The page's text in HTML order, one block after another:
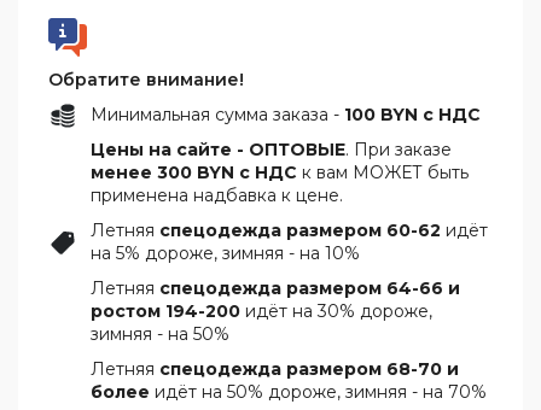
Обратите внимание!
Минимальная сумма заказа - 100 BYN с НДС
Цены на сайте - ОПТОВЫЕ. При заказе
менее 300 BYN с НДС к вам МОЖЕТ быть
применена надбавка к цене.
Летняя спецодежда размером 60-62 идёт
на 5% дороже, зимняя - на 10%
Летняя спецодежда размером 64-66 и
ростом 194-200 идёт на 30% дороже,
зимняя - на 50%
Летняя спецодежда размером 68-70 и
более идёт на 50% дороже, зимняя - на 70%